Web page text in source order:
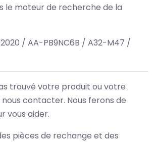
le moteur de recherche de la
/ AA-PB9NC6B / A32-M47 /
trouvé votre produit ou votre
contacter. Nous ferons de
vous aider.
pièces de rechange et des